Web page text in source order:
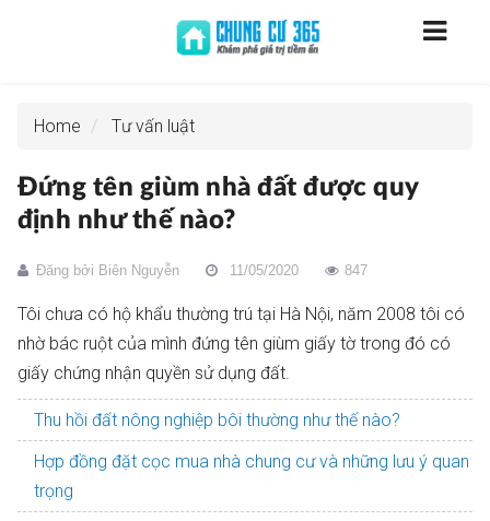
Home Tư vấn luật
Đứng tên giùm nhà đất được quy
định như thế nào?
Đăng bởi Biên Nguyễn 11/05/2020 847
Tôi chưa có hộ khẩu thường trú tại Hà Nội, năm 2008 tôi có
nhờ bác ruột của mình đứng tên giùm giấy tờ trong đó có
giấy chứng nhận quyền sử dụng đất.
Thu hồi đất nông nghiệp bôi thường như thế nào?
Hợp đồng đặt cọc mua nhà chung cư và những lưu ý quan
trọng